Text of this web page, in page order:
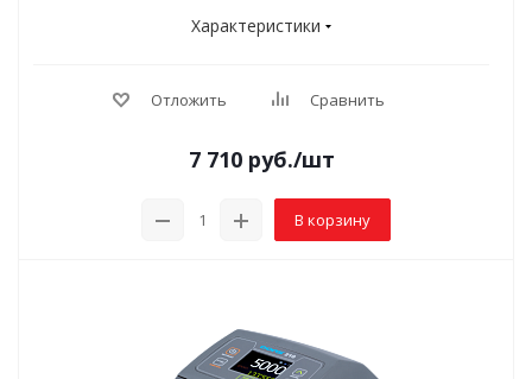
Характеристики
Отложить Сравнить
7 710руб./шт
В корзину